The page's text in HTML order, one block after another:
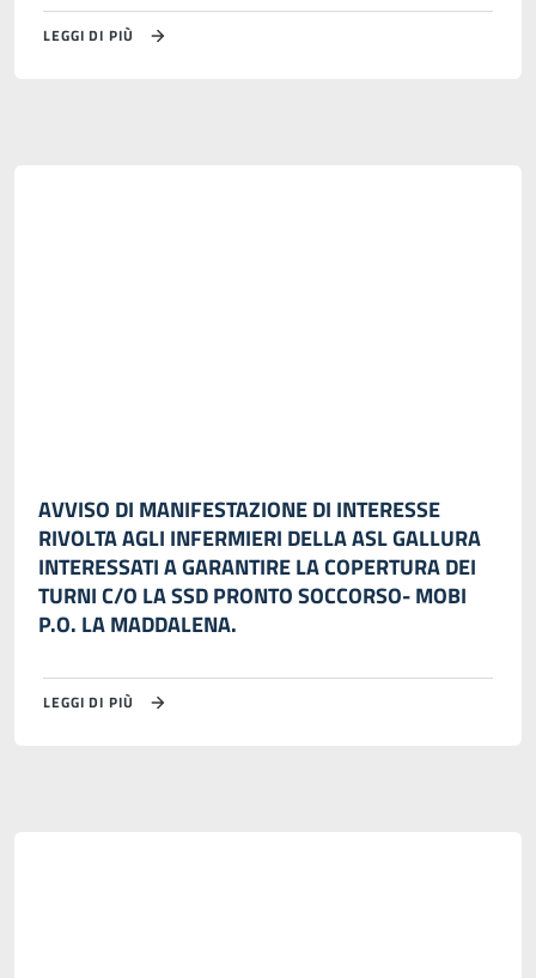
LEGGI DI PIÙ
AVVISO DI MANIFESTAZIONE DI INTERESSE
RIVOLTA AGLI INFERMIERI DELLA ASL GALLURA
INTERESSATI A GARANTIRE LA COPERTURA DEI
TURNI C/O LA SSD PRONTO SOCCORSO- MOBI
P.O. LA MADDALENA.
LEGGI DI PIÙ